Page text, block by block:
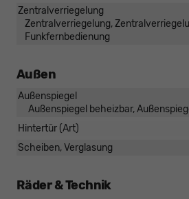
Zentralverriegelung
Zentralverriegelung,
Funkfernbedienung
Außen
Außenspiegel
Außenspiegel beheizbar,
Hintertür (Art)
Scheiben, Verglasung
Räder & Technik